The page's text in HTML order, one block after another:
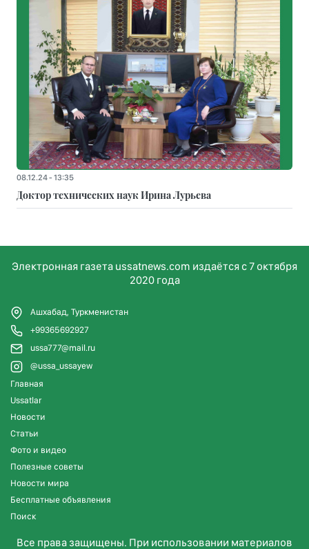
08.12.24 - 13:35
Доктор технических наук Ирина Лурьева
Электронная газета ussatnews.com издаётся с 7 октября
2020 года
Ашхабад, Туркменистан
+99365692927
ussa777@mail.ru
@ussa_ussayew
Главная
Ussatlar
Новости
Статьи
Фото и видео
Полезные советы
Новости мира
Бесплатные объявления
Поиск
Все права защищены. При использовании материалов